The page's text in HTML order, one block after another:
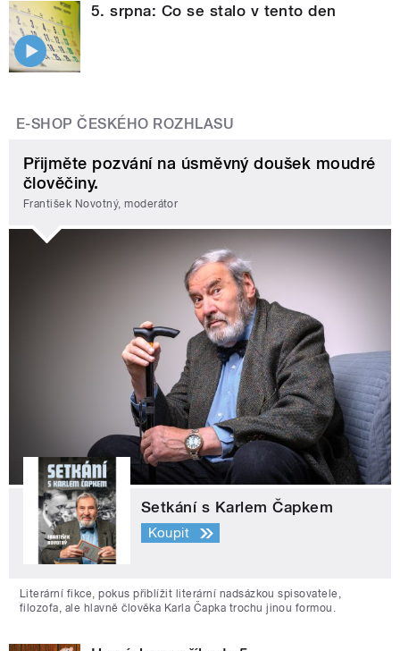
5. srpna: Co se stalo v tento den
E-SHOP ČESKÉHO ROZHLASU
Přijměte pozvání na úsměvný doušek moudré
člověčiny.
František Novotný, moderátor
Setkání s Karlem Čapkem
Koupit
Literární fikce, pokus přiblížit literární nadsázkou spisovatele,
filozofa, ale hlavně člověka Karla Čapka trochu jinou formou.